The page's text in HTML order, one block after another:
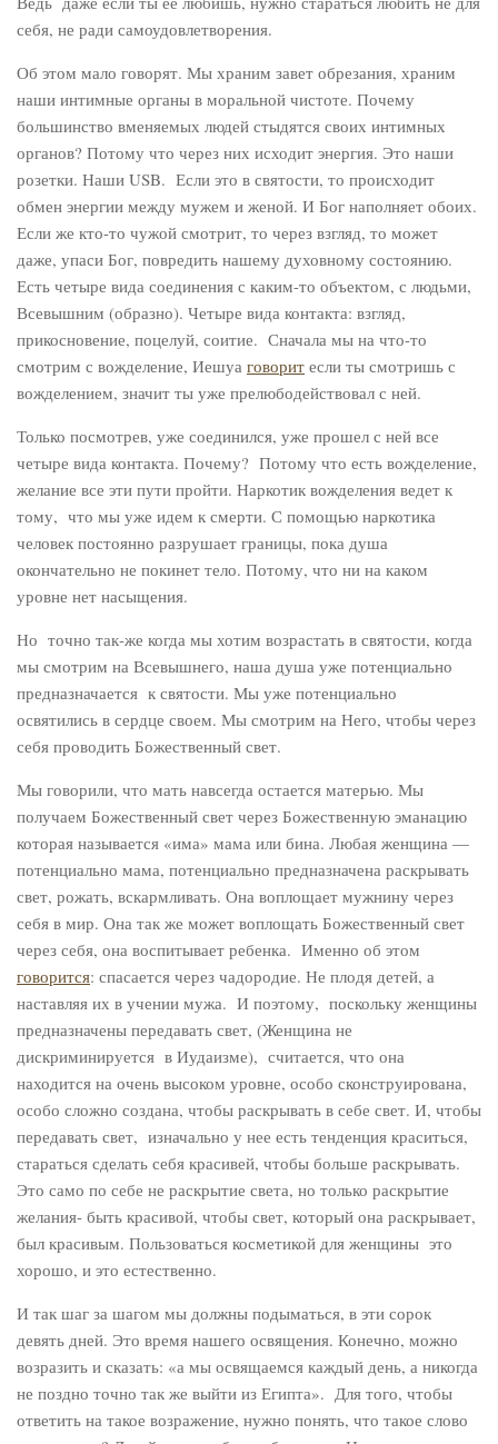
себя, не ради самоудовлетворения.
Об этом мало говорят. Мы храним завет обрезания, храним
наши интимные органы в моральной чистоте. Почему
большинство вменяемых людей стыдятся своих интимных
органов? Потому что через них исходит энергия. Это наши
розетки. Наши USB. Если это в святости, то происходит
обмен энергии между мужем и женой. И Бог наполняет обоих.
Если же кто-то чужой смотрит, то через взгляд, то может
даже, упаси Бог, повредить нашему духовному состоянию.
Есть четыре вида соединения с каким-то объектом, с людьми,
Всевышним (образно). Четыре вида контакта: взгляд,
прикосновение, поцелуй, соитие. Сначала мы на что-то
смотрим с вожделение, Иешуа говорит если ты смотришь с
вожделением, значит ты уже прелюбодействовал с ней.
Только посмотрев, уже соединился, уже прошел с ней все
четыре вида контакта. Почему? Потому что есть вожделение,
желание все эти пути пройти. Наркотик вожделения ведет к
тому, что мы уже идем к смерти. С помощью наркотика
человек постоянно разрушает границы, пока душа
окончательно не покинет тело. Потому, что ни на каком
уровне нет насыщения.
Но точно так-же когда мы хотим возрастать в святости, когда
мы смотрим на Всевышнего, наша душа уже потенциально
предназначается к святости. Мы уже потенциально
освятились в сердце своем. Мы смотрим на Него, чтобы через
себя проводить Божественный свет.
Мы говорили, что мать навсегда остается матерью. Мы
получаем Божественный свет через Божественную эманацию
которая называется «има» мама или бина. Любая женщина —
потенциально мама, потенциально предназначена раскрывать
свет, рожать, вскармливать. Она воплощает мужнину через
себя в мир. Она так же может воплощать Божественный свет
через себя, она воспитывает ребенка. Именно об этом
говорится: спасается через чадородие. Не плодя детей, а
наставляя их в учении мужа. И поэтому, поскольку женщины
предназначены передавать свет, (Женщина не
дискриминируется в Иудаизме), считается, что она
находится на очень высоком уровне, особо сконструирована,
особо сложно создана, чтобы раскрывать в себе свет. И, чтобы
передавать свет, изначально у нее есть тенденция краситься,
стараться сделать себя красивей, чтобы больше раскрывать.
Это само по себе не раскрытие света, но только раскрытие
желания- быть красивой, чтобы свет, который она раскрывает,
был красивым. Пользоваться косметикой для женщины это
хорошо, и это естественно.
И так шаг за шагом мы должны подыматься, в эти сорок
девять дней. Это время нашего освящения. Конечно, можно
возразить и сказать: «а мы освящаемся каждый день, а никогда
не поздно точно так же выйти из Египта». Для того, чтобы
ответить на такое возражение, нужно понять, что такое слово